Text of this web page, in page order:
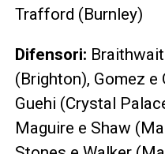
Trafford (Burnley)
Difensori:
(Brighton), Gomez e
Guehi (Crystal
Maguire e Shaw